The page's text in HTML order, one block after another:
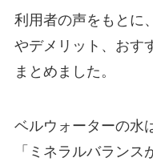
利用者の声をもとに
やデメリット、おす
まとめました。
ベルウォーターの水
「ミネラルバラン